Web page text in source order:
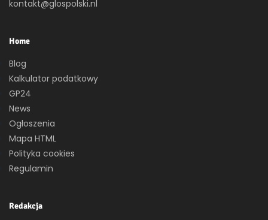
kontakt@glospolski.nl
Home
Blog
Kalkulator podatkowy
GP24
News
Ogłoszenia
Mapa HTML
Polityka cookies
Regulamin
Redakcja